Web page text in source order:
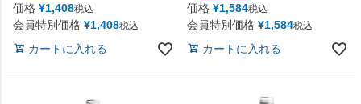
価格 ¥1,408税込
会員特別価格 ¥1,408税込
カートに入れる
価格 ¥1,584税込
会員特別価格 ¥1,584税込
カートに入れる